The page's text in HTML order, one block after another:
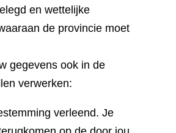
en wettelijke
de provincie moet
gegevens ook in de
verwerken:
verleend. Je